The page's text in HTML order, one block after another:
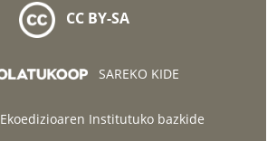
CC BY-SA
SAREKO KIDE
Ekoedizioaren Institutuko bazkide